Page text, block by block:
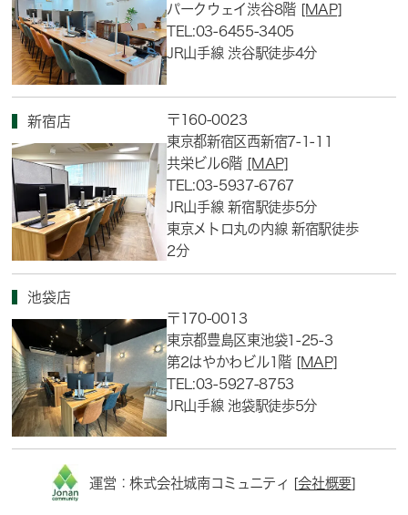
パークウェイ渋谷8階 [MAP]
TEL:03-6455-3405
JR山手線 渋谷駅徒歩4分
新宿店
〒160-0023
東京都新宿区西新宿7-1-11
共栄ビル6階 [MAP]
TEL:03-5937-6767
JR山手線 新宿駅徒歩5分
東京メトロ丸の内線 新宿駅徒歩
2分
池袋店
〒170-0013
東京都豊島区東池袋1-25-3
第2はやかわビル1階 [MAP]
TEL:03-5927-8753
JR山手線 池袋駅徒歩5分
運営：株式会社城南コミュニティ [会社概要]